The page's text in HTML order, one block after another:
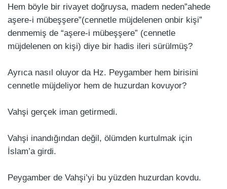
Hem böyle bir rivayet doğruysa, madem neden”ahede
aşere-i mübeşşere”(cennetle müjdelenen onbir kişi”
denmemiş de “aşere-i mübeşşere” (cennetle
müjdelenen on kişi) diye bir hadis ileri sürülmüş?
Ayrıca nasıl oluyor da Hz. Peygamber hem birisini
cennetle müjdeliyor hem de huzurdan kovuyor?
Vahşi gerçek iman getirmedi.
Vahşi inandığından değil, ölümden kurtulmak için
İslam’a girdi.
Peygamber de Vahşi’yi bu yüzden huzurdan kovdu.